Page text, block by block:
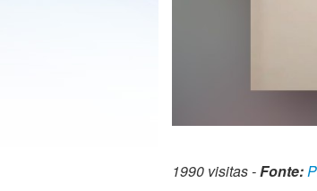
1990 visitas -Fonte: